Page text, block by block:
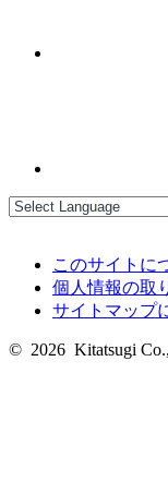
このサイトに
個人情報の取
サイトマップ
© 2026 Kitatsugi